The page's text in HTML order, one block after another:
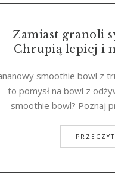
Zamiast granoli
Chrupią lepiej i
smoothie bowl z
to pomysł na bowl z
smoothie bowl? Poznaj